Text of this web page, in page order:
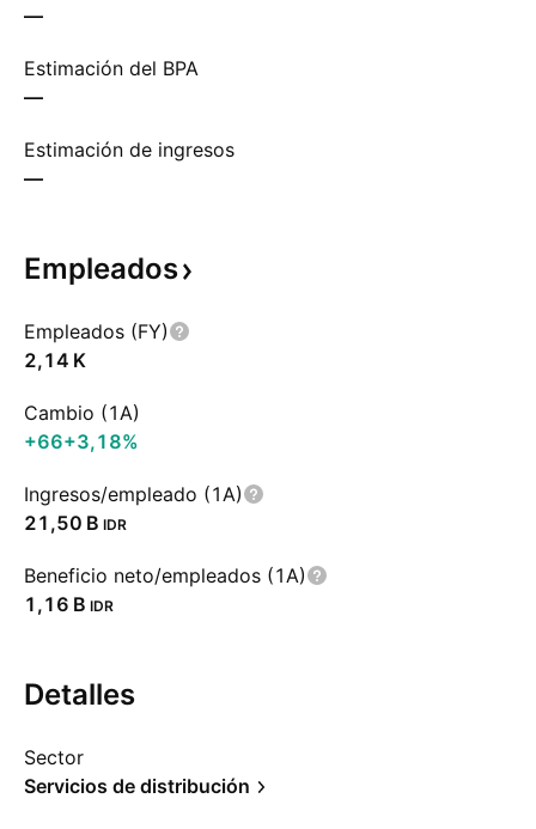
—
Estimación del BPA
—
Estimación de ingresos
—
Empleados
Empleados (FY)
‪2,14 K‬
Cambio (1A)
+66+3,18%
Ingresos/empleado (1A)
‪21,50 B‬ IDR
Beneficio neto/empleados (1A)
‪1,16 B‬ IDR
Detalles
Sector
Servicios de distribución